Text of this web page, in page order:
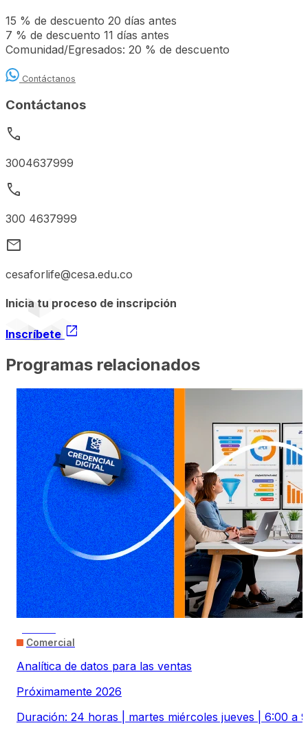
15 % de descuento 20 días antes
7 % de descuento 11 días antes
Comunidad/Egresados: 20 % de descuento
Contáctanos
Contáctanos
call
3004637999
call
300 4637999
mail
cesaforlife@cesa.edu.co
Inicia tu proceso de inscripción
Inscríbete open_in_new
Programas relacionados
Comercial
Analítica de datos para las ventas
Próximamente 2026
Duración: 24 horas | martes miércoles jueves | 6:00 a